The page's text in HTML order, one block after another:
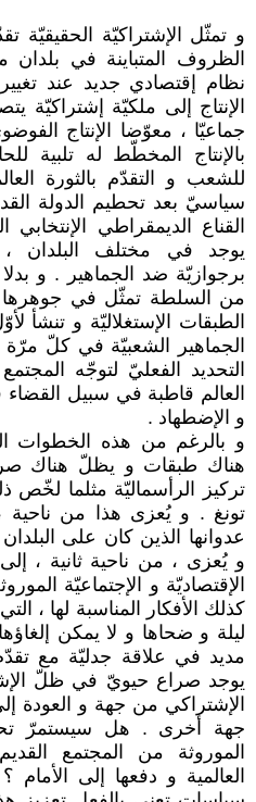
و تمثّل الإشتراكيّة الحقيقيّة
الظروف المتباينة في بلدان
نظام إقتصادي جديد عند
الإنتاج إلى ملكيّة إشتراكيّة
جماعيّا ، معوّضا الإنتاج
بالإنتاج المخطّط له تلبية
للشعب و التقدّم بالثورة
سياسيّ بعد تحطيم الدولة
القناع الديمقراطي
يوجد في مختلف البلدان ،
برجوازيّة ضد الجماهير . و
من السلطة تمثّل في جوهرها
الطبقات الإستغلاليّة و تنشأ
الجماهير الشعبيّة في كلّ
التحديد الفعليّ لتوجّه
العالم قاطبة في سبيل القضاء
و الإضطهاد .
و بالرغم من هذه الخطوات
هناك طبقات و يظلّ هناك
تركيز الرأسماليّة مثلما لخّص
تونغ . و يُعزى هذا من ناحية ،
عدوانها الذين كان على
و يُعزى ، من ناحية ثانية ،
الإقتصاديّة و الإجتماعيّة
كذلك الأفكار المناسبة لها ،
ليلة و ضحاها و لا يمكن
مديد في علاقة جدليّة مع تقدّم
يوجد صراع حيويّ في ظلّ
الإشتراكي من جهة و العودة
جهة أخرى . هل سيستمرّ
الموروثة من المجتمع
العالمية و دفعها إلى